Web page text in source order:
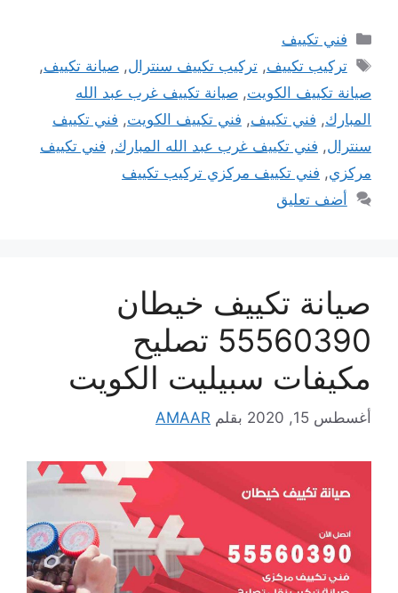
التصنيفات
فني تكييف
الوسوم
تركيب تكييف,تركيب تكييف سنترال,صيانة تكييف,
صيانة تكييف الكويت, صيانة تكييف غرب عبد الله
المبارك, فني تكييف, فني تكييف الكويت, فني تكييف
سنترال, فني تكييف غرب عبد الله المبارك, فني تكييف
مركزي, فني تكييف مركزي تركيب تكييف
أضف تعليق
صيانة تكييف خيطان
55560390 تصليح
مكيفات سبيليت الكويت
أغسطس 15, 2020 بقلم AMAAR